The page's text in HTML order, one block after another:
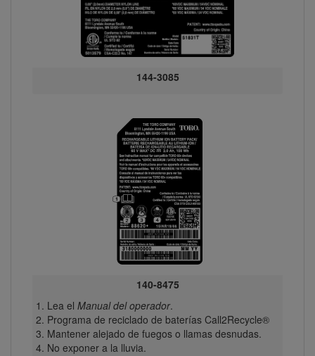
144-3085
140-8475
Lea el Manual del operador.
Programa de reciclado de baterías Call2Recycle®
Mantener alejado de fuegos o llamas desnudas.
No exponer a la lluvia.